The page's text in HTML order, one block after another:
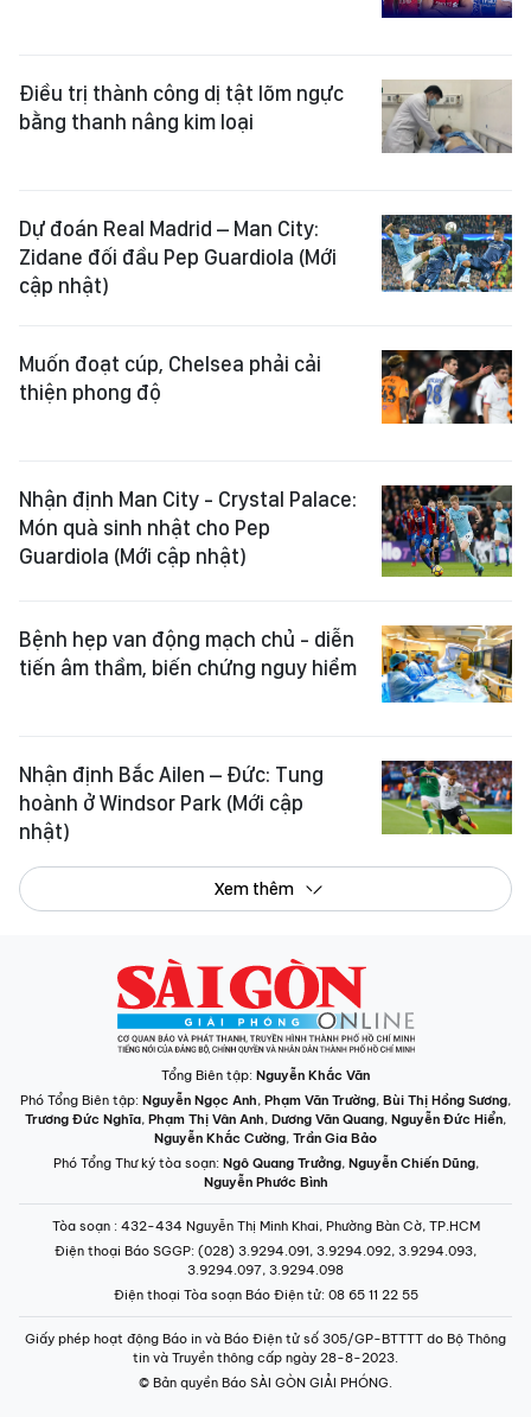
Điều trị thành công dị tật lõm ngực
bằng thanh nâng kim loại
Dự đoán Real Madrid – Man City:
Zidane đối đầu Pep Guardiola (Mới
cập nhật)
Muốn đoạt cúp, Chelsea phải cải
thiện phong độ
Nhận định Man City - Crystal Palace:
Món quà sinh nhật cho Pep
Guardiola (Mới cập nhật)
​Bệnh hẹp van động mạch chủ - diễn
tiến âm thầm, biến chứng nguy hiểm
Nhận định Bắc Ailen – Đức: Tung
hoành ở Windsor Park (Mới cập
nhật)
Xem thêm
Tổng Biên tập: Nguyễn Khắc Văn
Phó Tổng Biên tập: Nguyễn Ngọc Anh, Phạm Văn Trường, Bùi Thị Hồng Sương,
Trương Đức Nghĩa, Phạm Thị Vân Anh, Dương Văn Quang, Nguyễn Đức Hiển,
Nguyễn Khắc Cường, Trần Gia Bảo
Phó Tổng Thư ký tòa soạn: Ngô Quang Trưởng, Nguyễn Chiến Dũng,
Nguyễn Phước Bình
Tòa soạn : 432-434 Nguyễn Thị Minh Khai, Phường Bàn Cờ, TP.HCM
Điện thoại Báo SGGP: (028) 3.9294.091, 3.9294.092, 3.9294.093,
3.9294.097, 3.9294.098
Điện thoại Tòa soạn Báo Điện tử: 08 65 11 22 55
Giấy phép hoạt động Báo in và Báo Điện tử số 305/GP-BTTTT do Bộ Thông
tin và Truyền thông cấp ngày 28-8-2023.
© Bản quyền Báo SÀI GÒN GIẢI PHÓNG.